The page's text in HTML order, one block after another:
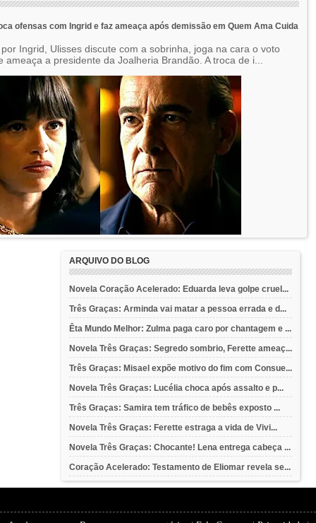
ofensas com Ingrid e faz ameaça após demissão em Quem Ama Cuida
Ingrid, Ulisses discute com a sobrinha, joga na cara o voto
ameaça a presidente da Joalheria Brandão. A troca de i...
ARQUIVO DO BLOG
Novela Coração Acelerado: Eduarda leva golpe cruel...
Três Graças: Arminda vai matar a pessoa errada e d...
Êta Mundo Melhor: Zulma paga caro por chantagem e ...
Novela Três Graças: Segredo sombrio, Ferette ameaç...
Três Graças: Misael expõe motivo do fim com Consue...
Novela Três Graças: Lucélia choca após assalto e p...
Três Graças: Samira tem tráfico de bebês exposto ...
Novela Três Graças: Ferette estraga a vida de Vivi...
Novela Três Graças: Chocante! Lena entrega cabeça ...
Coração Acelerado: Testamento de Eliomar revela se...